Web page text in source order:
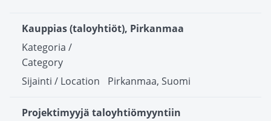
Kauppias (taloyhtiöt), Pirkanmaa
Pirkanmaa, Suomi
Projektimyyjä taloyhtiömyyntiin